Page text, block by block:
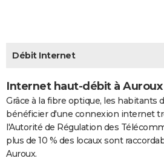
CARTE DE VOEUX
Carte de Noël
Carte Bonne année
Carte Saint-Valentin
Carte Pâques
Carte d'anniversaire
DICTIONNAIRE
PROGRAMME TV
Débit Internet
Internet haut-débit à Auroux
Grâce à la fibre optique, les habitants
bénéficier d'une connexion internet
l'Autorité de Régulation des
plus de 10 % des locaux sont
Auroux.